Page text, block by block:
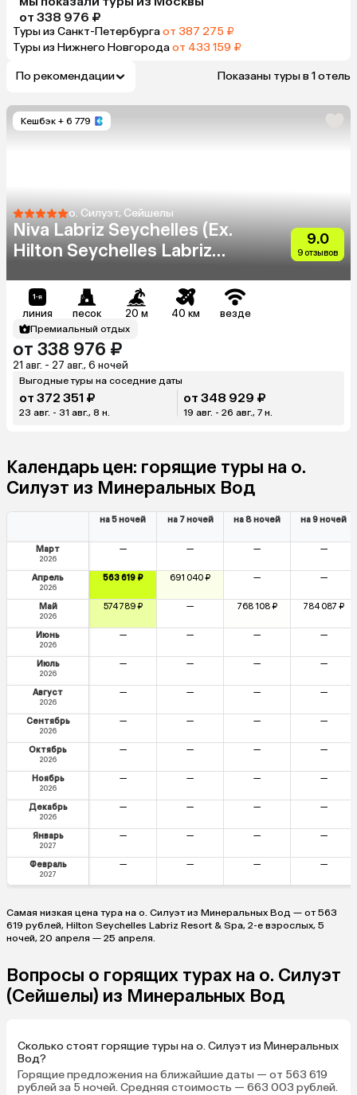
от 338 976 ₽
Туры из Санкт-Петербургаот 387 275 ₽
Туры из Нижнего Новгородаот 433 159 ₽
По рекомендации Показаны туры в 1 отель
Кешбэк + 6 779
о. Силуэт, Сейшелы
Niva Labriz Seychelles (Ex.
Hilton Seychelles Labriz
9.0
9 отзывов
линия песок 20 м 40 км везде
Премиальный отдых
от 338 976 ₽
21 авг. - 27 авг., 6 ночей
Выгодные туры на соседние даты
от 372 351 ₽
23 авг. - 31 авг., 8 н.
от 348 929 ₽
19 авг. - 26 авг., 7 н.
Календарь цен: горящие туры на о.
Силуэт из Минеральных Вод
на 5 ночей на 7 ночей на 8 ночей на 9 ночей
Март
2026
— — — —
Апрель
2026
563 619 ₽ 691 040 ₽ — —
Май
2026
574 789 ₽ — 768 108 ₽ 784 087 ₽
Июнь
2026
— — — —
Июль
2026
— — — —
Август
2026
— — — —
Сентябрь
2026
— — — —
Октябрь
2026
— — — —
Ноябрь
2026
— — — —
Декабрь
2026
— — — —
Январь
2027
— — — —
Февраль
2027
— — — —
Самая низкая цена тура на о. Силуэт из Минеральных Вод — от 563
619 рублей, Hilton Seychelles Labriz Resort & Spa, 2-е взрослых, 5
ночей, 20 апреля — 25 апреля.
Вопросы о горящих турах на о. Силуэт
(Сейшелы) из Минеральных Вод
Сколько стоят горящие туры на о. Силуэт из Минеральных
Вод?
Горящие предложения на ближайшие даты — от 563 619
рублей за 5 ночей. Средняя стоимость — 663 003 рублей.